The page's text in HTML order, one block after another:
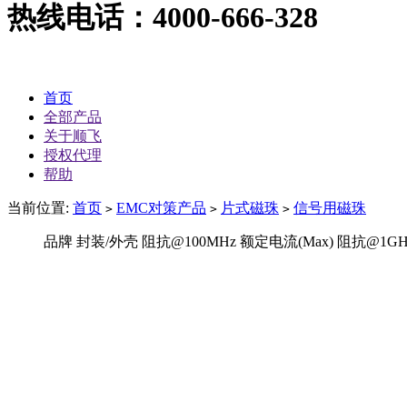
热线电话：4000-666-328
首页
全部产品
关于顺飞
授权代理
帮助
当前位置: 首页 > EMC对策产品 > 片式磁珠 > 信号用磁珠
品牌 封装/外壳 阻抗@100MHz 额定电流(Max) 阻抗